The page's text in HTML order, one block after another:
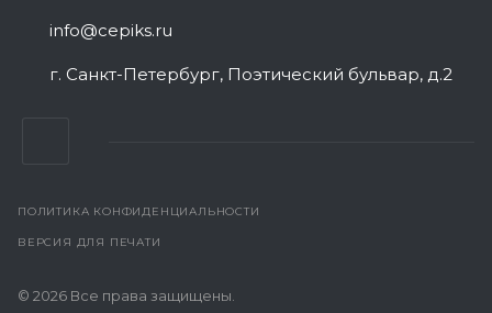
info@cepiks.ru
г. Санкт-Петербург, Поэтический бульвар, д.2
ПОЛИТИКА КОНФИДЕНЦИАЛЬНОСТИ
ВЕРСИЯ ДЛЯ ПЕЧАТИ
© 2026 Все права защищены.